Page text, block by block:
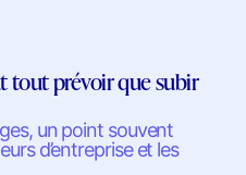
tout prévoir que subir
un point souvent
d’entreprise et les